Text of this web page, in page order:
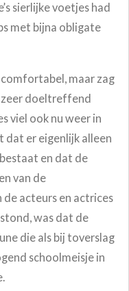
sierlijke voetjes had
met bijna obligate
maar zag
zeer doeltreffend
viel ook nu weer in
dat er eigenlijk alleen
en dat de
van de
acteurs en actrices
was dat de
die als bij toverslag
schoolmeisje in